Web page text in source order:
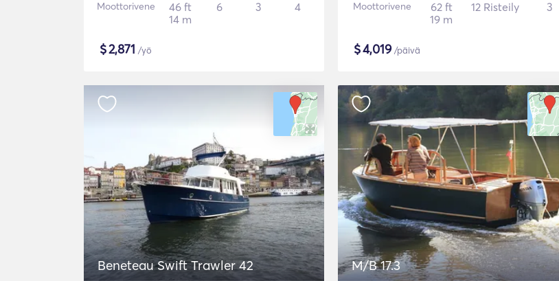
Moottorivene
46 ft
14 m
6 3 4
$2,871 /yö
Moottorivene
62 ft
19 m
12 Risteily 3
$4,019/päivä
Beneteau Swift Trawler 42 M/B 17.3